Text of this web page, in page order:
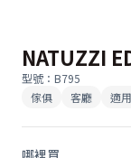
NATUZZI
型號 ： B795
傢俱
客廳 適用